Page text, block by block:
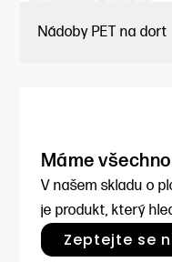
Nádoby PET na dort
Máme
V našem skladu o
je produkt, který
Zeptejte se